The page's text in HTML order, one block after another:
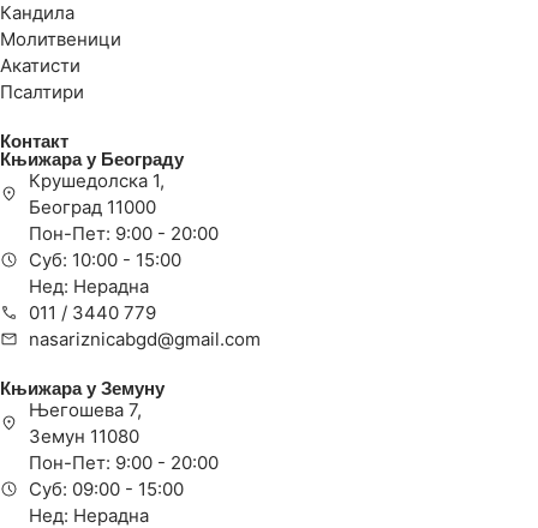
Кандила
Молитвеници
Акатисти
Псалтири
Контакт
Књижара у Београду
Крушедолска 1,
Београд 11000
Пон-Пет: 9:00 - 20:00
Суб: 10:00 - 15:00
Нед: Нерадна
011 / 3440 779
nasariznicabgd@gmail.com
Књижара у Земуну
Његошева 7,
Земун 11080
Пон-Пет: 9:00 - 20:00
Суб: 09:00 - 15:00
Нед: Нерадна